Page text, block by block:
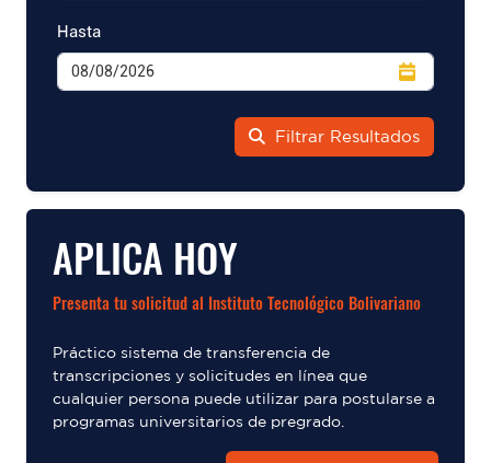
Hasta
Filtrar Resultados
APLICA HOY
Presenta tu solicitud al Instituto Tecnológico Bolivariano
Práctico sistema de transferencia de
transcripciones y solicitudes en línea que
cualquier persona puede utilizar para postularse a
programas universitarios de pregrado.